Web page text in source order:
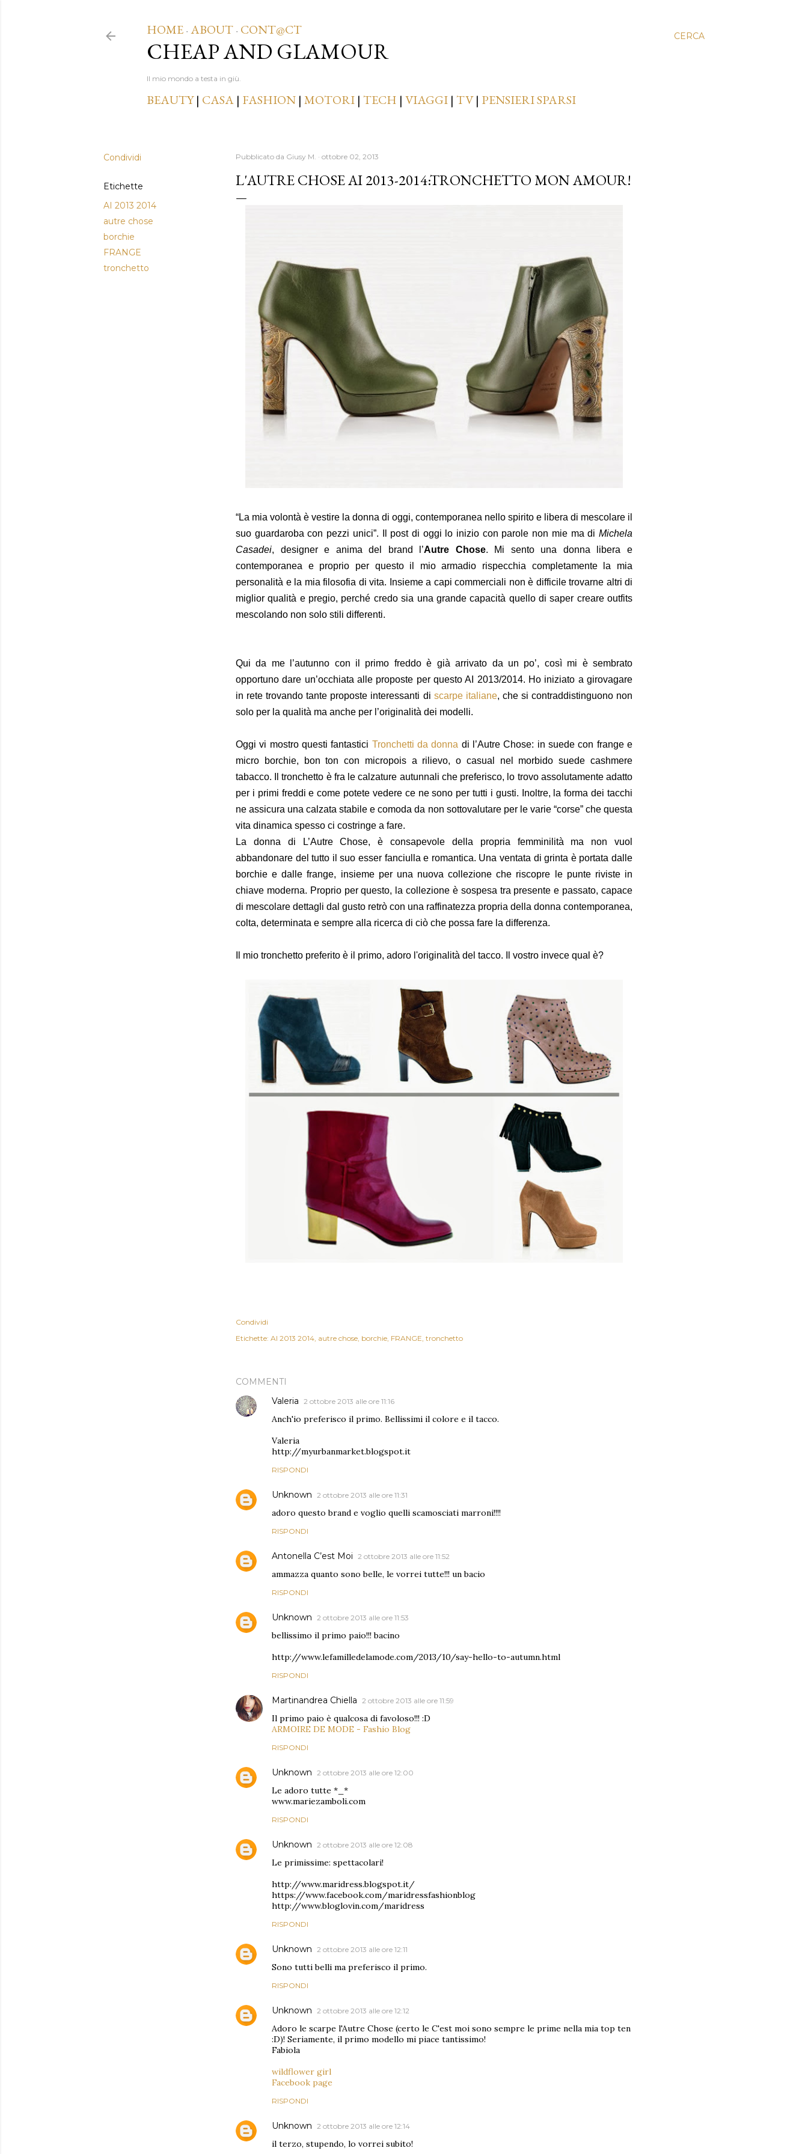
CERCA
HOME · ABOUT · CONT@CT
CHEAP AND GLAMOUR
Il mio mondo a testa in giù.
BEAUTY| CASA | FASHION | MOTORI | TECH | VIAGGI | TV| PENSIERI SPARSI
Condividi
Etichette
AI 2013 2014
autre chose
borchie
FRANGE
tronchetto
Pubblicato da Giusy M. ottobre 02, 2013
L'AUTRE CHOSE AI 2013-2014:TRONCHETTO MON AMOUR!
“La mia volontà è vestire la donna di oggi, contemporanea nello spirito e libera di mescolare il
suo guardaroba con pezzi unici”. Il post di oggi lo inizio con parole non mie ma di Michela
Casadei, designer e anima del brand l’Autre Chose. Mi sento una donna libera e
contemporanea e proprio per questo il mio armadio rispecchia completamente la mia
personalità e la mia filosofia di vita. Insieme a capi commerciali non è difficile trovarne altri di
miglior qualità e pregio, perché credo sia una grande capacità quello di saper creare outfits
mescolando non solo stili differenti.
Qui da me l’autunno con il primo freddo è già arrivato da un po’, così mi è sembrato
opportuno dare un’occhiata alle proposte per questo AI 2013/2014. Ho iniziato a girovagare
in rete trovando tante proposte interessanti di scarpe italiane, che si contraddistinguono non
solo per la qualità ma anche per l’originalità dei modelli.
Oggi vi mostro questi fantastici Tronchetti da donna di l’Autre Chose: in suede con frange e
micro borchie, bon ton con micropois a rilievo, o casual nel morbido suede cashmere
tabacco. Il tronchetto è fra le calzature autunnali che preferisco, lo trovo assolutamente adatto
per i primi freddi e come potete vedere ce ne sono per tutti i gusti. Inoltre, la forma dei tacchi
ne assicura una calzata stabile e comoda da non sottovalutare per le varie “corse” che questa
vita dinamica spesso ci costringe a fare.
La donna di L’Autre Chose, è consapevole della propria femminilità ma non vuol
abbandonare del tutto il suo esser fanciulla e romantica. Una ventata di grinta è portata dalle
borchie e dalle frange, insieme per una nuova collezione che riscopre le punte riviste in
chiave moderna. Proprio per questo, la collezione è sospesa tra presente e passato, capace
di mescolare dettagli dal gusto retrò con una raffinatezza propria della donna contemporanea,
colta, determinata e sempre alla ricerca di ciò che possa fare la differenza.
Il mio tronchetto preferito è il primo, adoro l'originalità del tacco. Il vostro invece qual è?
Condividi
Etichette: AI 2013 2014 autre chose borchie FRANGE tronchetto
COMMENTI
Valeria 2 ottobre 2013 alle ore 11:16
Anch'io preferisco il primo. Bellissimi il colore e il tacco.
Valeria
http://myurbanmarket.blogspot.it
RISPONDI
Unknown 2 ottobre 2013 alle ore 11:31
adoro questo brand e voglio quelli scamosciati marroni!!!!
RISPONDI
Antonella C’est Moi 2 ottobre 2013 alle ore 11:52
ammazza quanto sono belle, le vorrei tutte!!! un bacio
RISPONDI
Unknown 2 ottobre 2013 alle ore 11:53
bellissimo il primo paio!!! bacino
http://www.lefamilledelamode.com/2013/10/say-hello-to-autumn.html
RISPONDI
Martinandrea Chiella 2 ottobre 2013 alle ore 11:59
Il primo paio è qualcosa di favoloso!!! :D
ARMOIRE DE MODE - Fashio Blog
RISPONDI
Unknown 2 ottobre 2013 alle ore 12:00
Le adoro tutte *_*
www.mariezamboli.com
RISPONDI
Unknown 2 ottobre 2013 alle ore 12:08
Le primissime: spettacolari!
http://www.maridress.blogspot.it/
https://www.facebook.com/maridressfashionblog
http://www.bloglovin.com/maridress
RISPONDI
Unknown 2 ottobre 2013 alle ore 12:11
Sono tutti belli ma preferisco il primo.
RISPONDI
Unknown 2 ottobre 2013 alle ore 12:12
Adoro le scarpe l'Autre Chose (certo le C'est moi sono sempre le prime nella mia top ten
:D)! Seriamente, il primo modello mi piace tantissimo!
Fabiola
wildflower girl
Facebook page
RISPONDI
Unknown 2 ottobre 2013 alle ore 12:14
il terzo, stupendo, lo vorrei subito!